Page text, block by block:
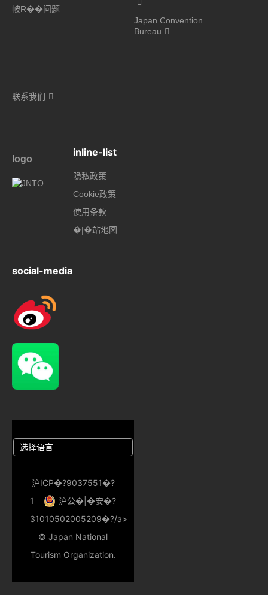
帔R��问题
Japan Convention
Bureau
联系我们
logo
inline-list
隐私政策
Cookie政策
使用条款
�|�站地图
social-media
沪ICP�?9037551�?
1
沪公�|�安�?
31010502005209�?/a>
© Japan National
Tourism Organization.